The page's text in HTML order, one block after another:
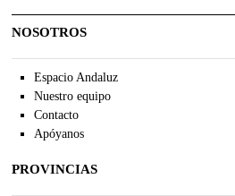
NOSOTROS
Espacio Andaluz
Nuestro equipo
Contacto
Apóyanos
PROVINCIAS